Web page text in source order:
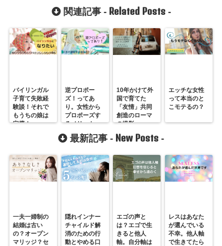
関連記事 - Related Posts-
バイリンガル
子育て失敗経
験談！それで
もうちの娘は
完璧！
逆プロポー
ズ！ってあ
り。女性から
プロポーズす
るメリット
10年かけて外
国で育てた
「友情」共同
創造のローマ
の撮影
エッチな女性
って本当のと
こモテるの？
最新記事 - New Posts -
一夫一婦制の
結婚は古い
の？オープン
マリッジ？セ
隠れインナー
チャイルド解
消のための行
動とやめる口
エゴの声と
は？エゴで生
きると他人
軸。自分軸は
レスはあなた
が選んでいる
不幸。他人軸
で生きてたら